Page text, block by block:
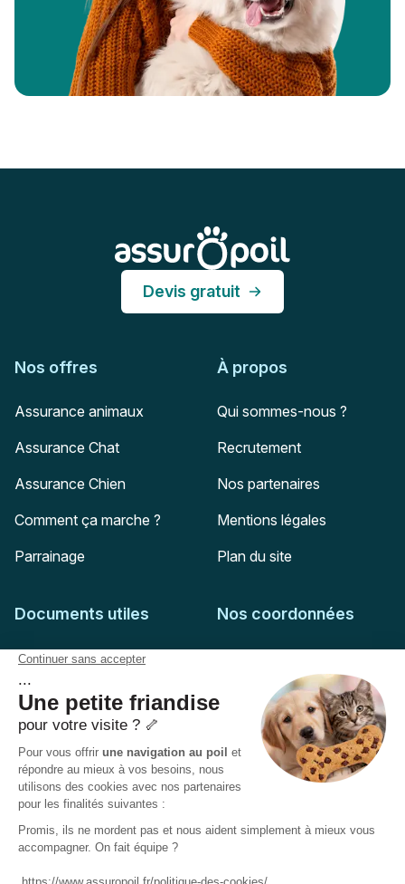
Devis gratuit
Nos offres
Assurance animaux
Assurance Chat
Assurance Chien
Comment ça marche ?
Parrainage
À propos
Qui sommes-nous ?
Recrutement
Nos partenaires
Mentions légales
Plan du site
Documents utiles
Feuille de soins
Conditions générales
Politique de confidentialité
Politique des Cookies
Accessibilité :
Partiellement conforme
Nos coordonnées
51-55 rue Hoche
94767
Ivry-sur-Seine
Pas encore client ?
Mail :
adhesion@assuropoil.com
Tel :
01 77 94 89 02